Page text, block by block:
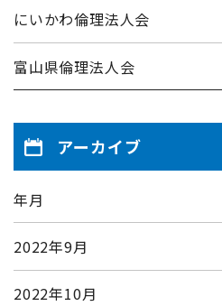
にいかわ倫理法人会
富山県倫理法人会
アーカイブ
年月
2022年9月
2022年10月